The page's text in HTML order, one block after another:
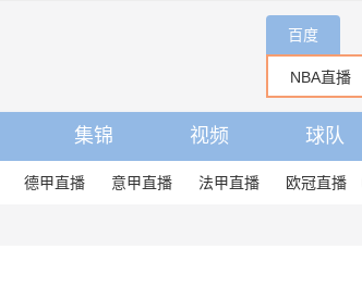
百度
集锦 视频 球队
德甲直播 意甲直播 法甲直播 欧冠直播